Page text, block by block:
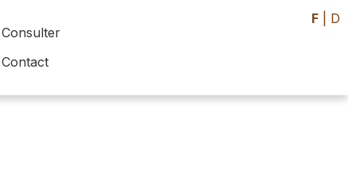
Consulter
Contact
F D